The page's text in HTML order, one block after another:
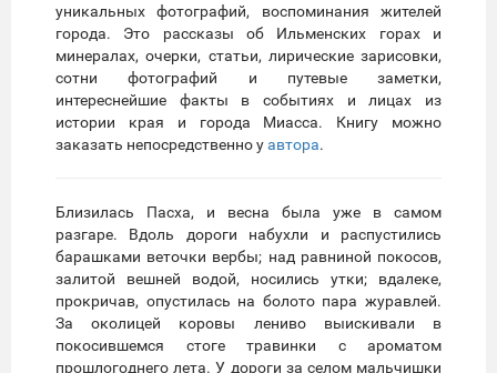
уникальных фотографий, воспоминания жителей
города. Это рассказы об Ильменских горах и
минералах, очерки, статьи, лирические зарисовки,
сотни фотографий и путевые заметки,
интереснейшие факты в событиях и лицах из
истории края и города Миасса. Книгу можно
заказать непосредственно уавтора.
Близилась Пасха, и весна была уже в самом
разгаре. Вдоль дороги набухли и распустились
барашками веточки вербы; над равниной покосов,
залитой вешней водой, носились утки; вдалеке,
прокричав, опустилась на болото пара журавлей.
За околицей коровы лениво выискивали в
покосившемся стоге травинки с ароматом
прошлогоднего лета. У дороги за селом мальчишки